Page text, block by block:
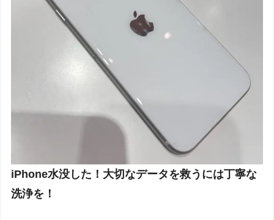
iPhone水没した！大切なデータを救うには丁寧な
洗浄を！